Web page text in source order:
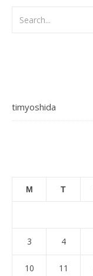
timyoshida
M T
3 4
10 11